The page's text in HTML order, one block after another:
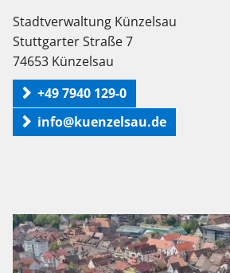
Stadtverwaltung Künzelsau
Stuttgarter Straße 7
74653 Künzelsau
+49 7940 129-0
info@kuenzelsau.de